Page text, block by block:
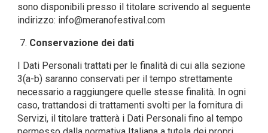
sono disponibili presso il titolare scrivendo al seguente
indirizzo: info@meranofestival.com
Conservazione dei dati
I Dati Personali trattati per le finalità di cui alla sezione
3(a-b) saranno conservati per il tempo strettamente
necessario a raggiungere quelle stesse finalità. In ogni
caso, trattandosi di trattamenti svolti per la fornitura di
Servizi, il titolare tratterà i Dati Personali fino al tempo